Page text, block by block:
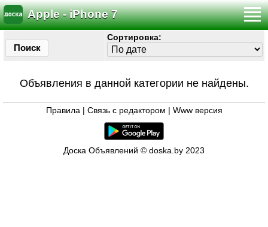
Apple - iPhone 7
Поиск
Сортировка:
Объявления в данной категории не найдены.
Правила Связь с редактором Www версия
Доска Объявлений © doska.by 2023